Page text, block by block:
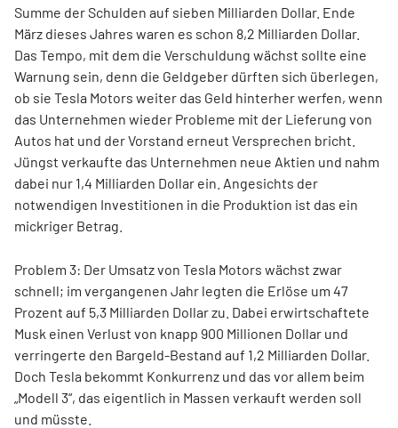
Summe der Schulden auf sieben Milliarden Dollar. Ende
März dieses Jahres waren es schon 8,2 Milliarden Dollar.
Das Tempo, mit dem die Verschuldung wächst sollte eine
Warnung sein, denn die Geldgeber dürften sich überlegen,
ob sie Tesla Motors weiter das Geld hinterher werfen, wenn
das Unternehmen wieder Probleme mit der Lieferung von
Autos hat und der Vorstand erneut Versprechen bricht.
Jüngst verkaufte das Unternehmen neue Aktien und nahm
dabei nur 1,4 Milliarden Dollar ein. Angesichts der
notwendigen Investitionen in die Produktion ist das ein
mickriger Betrag.
Problem 3: Der Umsatz von Tesla Motors wächst zwar
schnell; im vergangenen Jahr legten die Erlöse um 47
Prozent auf 5,3 Milliarden Dollar zu. Dabei erwirtschaftete
Musk einen Verlust von knapp 900 Millionen Dollar und
verringerte den Bargeld-Bestand auf 1,2 Milliarden Dollar.
Doch Tesla bekommt Konkurrenz und das vor allem beim
„Modell 3“, das eigentlich in Massen verkauft werden soll
und müsste.